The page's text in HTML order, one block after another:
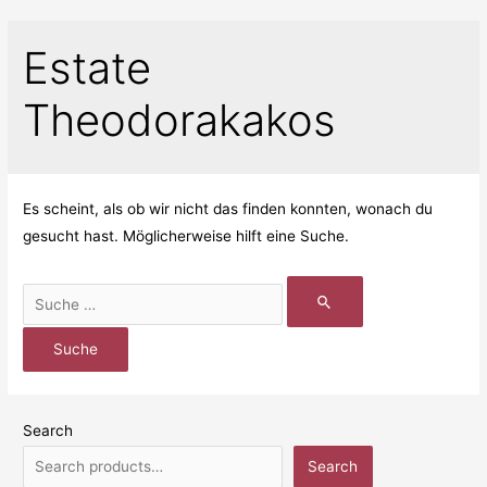
Estate
Theodorakakos
Es scheint, als ob wir nicht das finden konnten, wonach du
gesucht hast. Möglicherweise hilft eine Suche.
Search
Search